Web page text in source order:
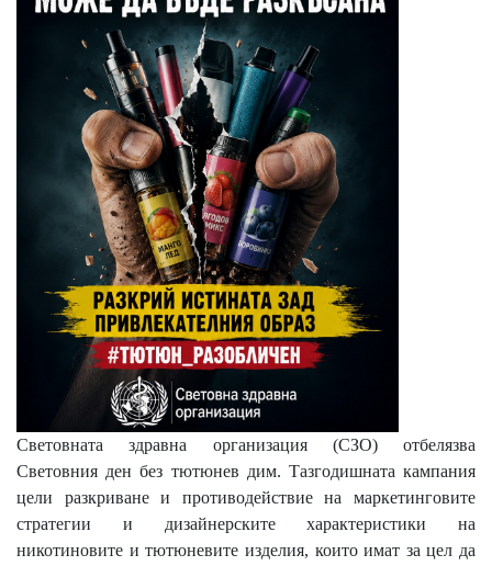
Световната здравна организация (СЗО) отбелязва
Световния ден без тютюнев дим. Тазгодишната кампания
цели разкриване и противодействие на маркетинговите
стратегии и дизайнерските характеристики на
никотиновите и тютюневите изделия, които имат за цел да